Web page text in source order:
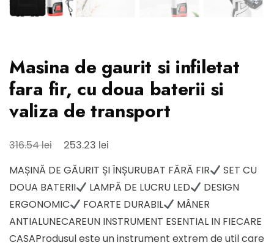
Masina de gaurit si infiletat
fara fir, cu doua baterii si
valiza de transport
316.54lei
Prețul
a
fost:
316.54 lei.
253.23 lei
este:
253.23 lei.
MAȘINĂ DE GĂURIT ȘI ÎNȘURUBAT FĂRĂ FIR
SET CU
DOUA BATERII
LAMPĂ DE LUCRU LED
DESIGN
ERGONOMIC
FOARTE DURABIL
MÂNER
ANTIALUNECAREUN INSTRUMENT ESENTIAL IN FIECARE
CASAProdusul este un instrument extrem de util care